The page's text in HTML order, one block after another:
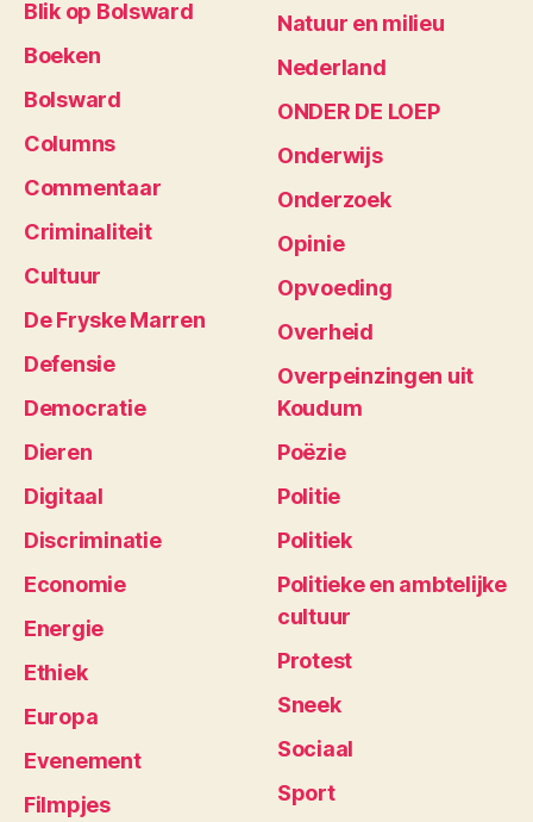
Blik op Bolsward
Boeken
Bolsward
Columns
Commentaar
Criminaliteit
Cultuur
De Fryske Marren
Defensie
Democratie
Dieren
Digitaal
Discriminatie
Economie
Energie
Ethiek
Europa
Evenement
Filmpjes
Natuur en milieu
Nederland
ONDER DE LOEP
Onderwijs
Onderzoek
Opinie
Opvoeding
Overheid
Overpeinzingen uit
Koudum
Poëzie
Politie
Politiek
Politieke en ambtelijke
cultuur
Protest
Sneek
Sociaal
Sport